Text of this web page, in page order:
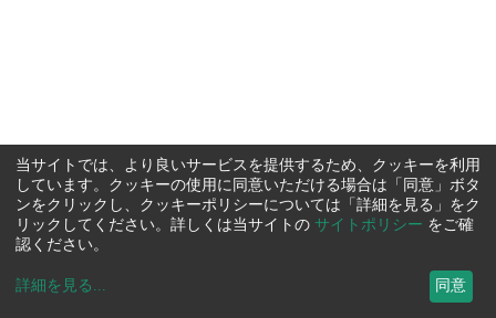
当サイトでは、より良いサービスを提供するため、クッキーを利用
しています。クッキーの使用に同意いただける場合は「同意」ボタ
ンをクリックし、クッキーポリシーについては「詳細を見る」をク
リックしてください。詳しくは当サイトの サイトポリシー をご確
認ください。
詳細を見る ... 同意